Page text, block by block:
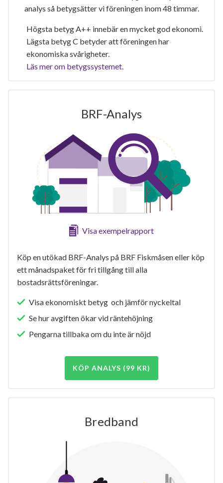
analys så betygsätter vi föreningen inom 48 timmar.
Högsta betyg A++ innebär en mycket god ekonomi.
Lägsta betyg C betyder att föreningen har
ekonomiska svårigheter.
Läs mer om betygssystemet.
BRF-Analys
Visa exempelrapport
Köp en utökad BRF-Analys på BRF Fiskmåsen eller köp
ett månadspaket för fri tillgång till alla
bostadsrättsföreningar.
Visa ekonomiskt betyg och jämför nyckeltal
Se hur avgiften ökar vid räntehöjning
Pengarna tillbaka om du inte är nöjd
KÖP ANALYS (99 KR)
Bredband